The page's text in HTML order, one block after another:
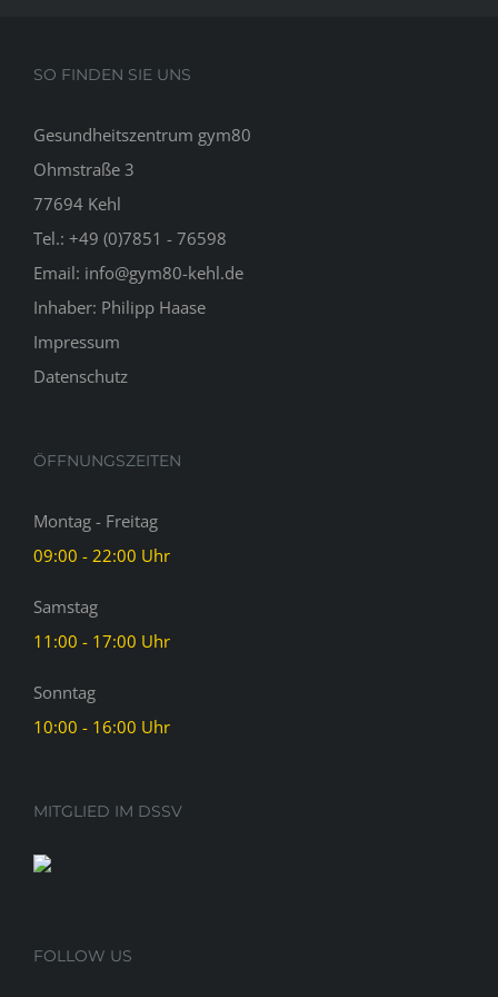
SO FINDEN SIE UNS
Gesundheitszentrum gym80
Ohmstraße 3
77694 Kehl
Tel.: +49 (0)7851 - 76598
Email: info@gym80-kehl.de
Inhaber: Philipp Haase
Impressum
Datenschutz
ÖFFNUNGSZEITEN
Montag - Freitag
09:00 - 22:00 Uhr
Samstag
11:00 - 17:00 Uhr
Sonntag
10:00 - 16:00 Uhr
MITGLIED IM DSSV
FOLLOW US